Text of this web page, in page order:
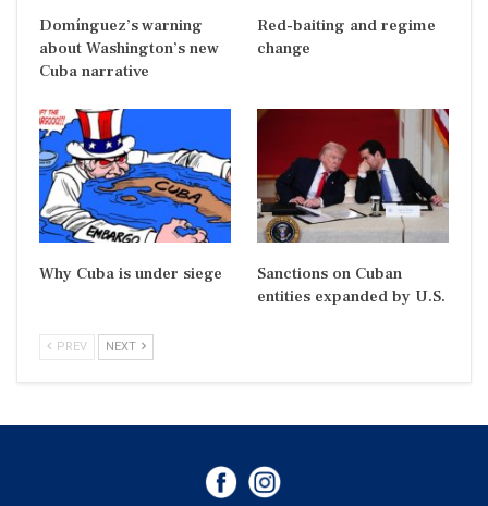
Domínguez’s warning
about Washington’s new
Cuba narrative
Red-baiting and regime
change
Why Cuba is under siege
Sanctions on Cuban
entities expanded by U.S.
PREV NEXT